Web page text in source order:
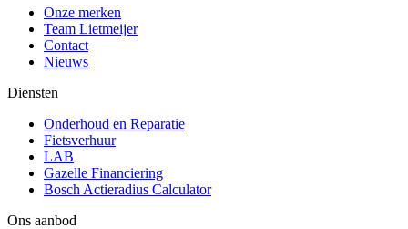
Onze merken
Team Lietmeijer
Contact
Nieuws
Diensten
Onderhoud en Reparatie
Fietsverhuur
LAB
Gazelle Financiering
Bosch Actieradius Calculator
Ons aanbod